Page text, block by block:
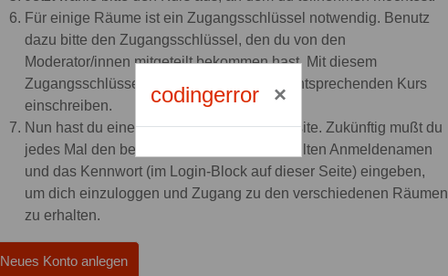
Für einige Räume ist ein Zugangsschlüssel notwendig. Benutz
dazu bitte den Zugangsschlüssel, den du von den
Moderator/innen mitgeteilt bekommen hast. Mit diesem
Zugangsschlüssel kannst du dich in den entsprechenden Kurs
einschreiben.
Nun hast du einen Nutzerzugang zur Website. Zukünftig mußt du
jedes Mal den bei der Registrierung gewählten Anmeldenamen
und das Kennwort (im Login-Block auf dieser Seite) eingeben,
um dich einzuloggen und Zugang zu den verschiedenen Räumen
zu erhalten.
Neues Konto anlegen
codingerror